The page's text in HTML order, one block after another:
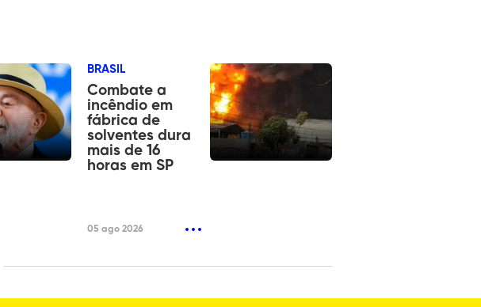
BRASIL
Combate a
incêndio em
fábrica de
solventes dura
mais de 16
horas em SP
05 ago 2026